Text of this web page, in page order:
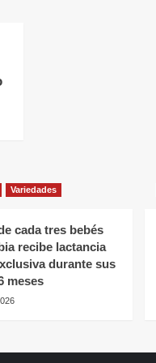
Variedades
cada tres bebés
recibe lactancia
durante sus
meses